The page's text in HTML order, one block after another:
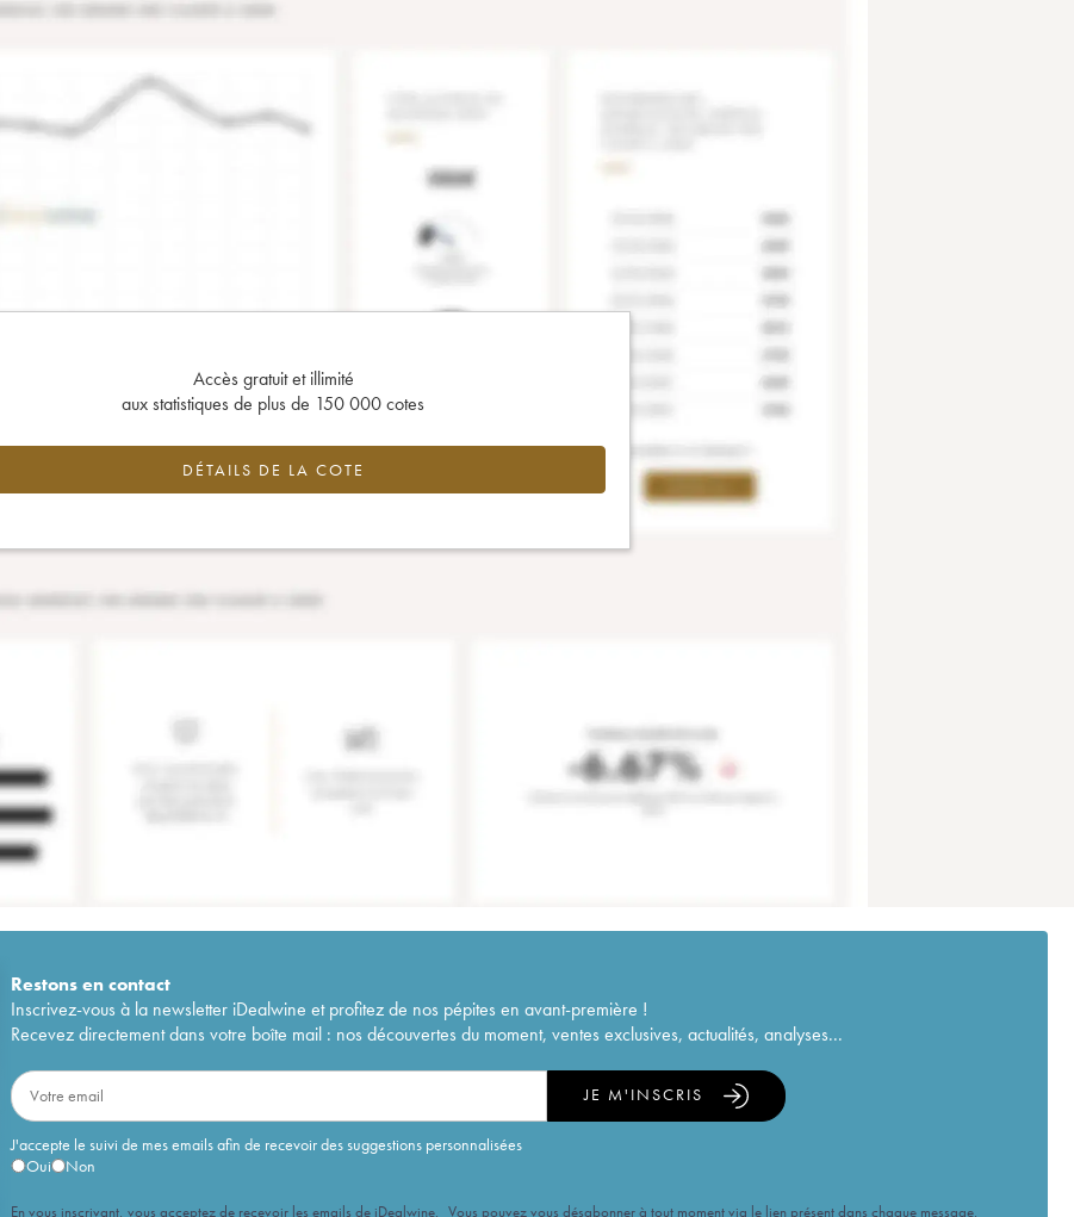
Accès gratuit et illimité
aux statistiques de plus de 150 000 cotes
DÉTAILS DE LA COTE
Restons encontact
Inscrivez-vous à la newsletter iDealwine et profitez de nos pépites en avant-première !
Recevez directement dans votre boîte mail : nos découvertes du moment, ventes exclusives, actualités, analyses...
J'accepte le suivi de mes emails afin de recevoir des suggestions personnalisées
Oui
Non
JE M'INSCRIS
En vous inscrivant, vous acceptez de recevoir les emails de iDealwine. Vous pouvez vous désabonner à tout moment via le lien présent dans chaque message.